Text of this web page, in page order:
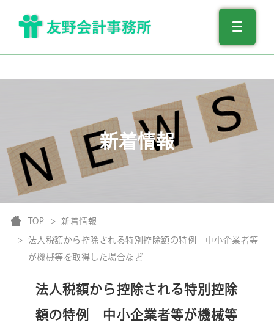
新着情報
TOP 新着情報
法人税額から控除される特別控除額の特例 中小企業者等
が機械等を取得した場合など
法人税額から控除される特別控除
額の特例 中小企業者等が機械等